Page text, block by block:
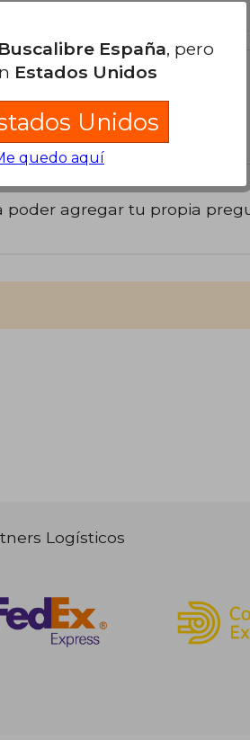
poder agregar tu propia
Logísticos
Buscalibre España, pero
Estados Unidos
Unidos
quedo aquí